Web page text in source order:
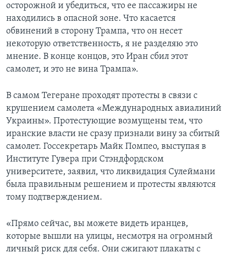
осторожной и убедиться, что ее пассажиры не
находились в опасной зоне. Что касается
обвинений в сторону Трампа, что он несет
некоторую ответственность, я не разделяю это
мнение. В конце концов, это Иран сбил этот
самолет, и это не вина Трампа».
В самом Тегеране проходят протесты в связи с
крушением самолета «Международных авиалиний
Украины». Протестующие возмущены тем, что
иранские власти не сразу признали вину за сбитый
самолет. Госсекретарь Майк Помпео, выступая в
Институте Гувера при Стэндфордском
университете, заявил, что ликвидация Сулеймани
была правильным решением и протесты являются
тому подтверждением.
«Прямо сейчас, вы можете видеть иранцев,
которые вышли на улицы, несмотря на огромный
личный риск для себя. Они сжигают плакаты с